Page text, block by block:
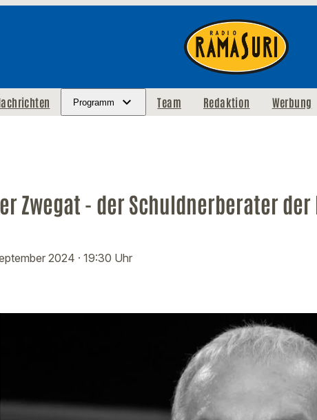
Programm Team Redaktion Werbung
Zwegat - der Schuldnerberater
2024 · 19:30 Uhr